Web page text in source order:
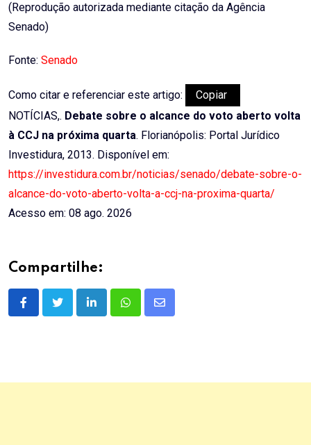
(Reprodução autorizada mediante citação da Agência
Senado)
Fonte: Senado
Como citar e referenciar este artigo:
Copiar
NOTÍCIAS,. Debate sobre o alcance do voto aberto volta
à CCJ na próxima quarta. Florianópolis: Portal Jurídico
Investidura, 2013. Disponível em:
https://investidura.com.br/noticias/senado/debate-sobre-o-
alcance-do-voto-aberto-volta-a-ccj-na-proxima-quarta/
Acesso em: 08 ago. 2026
Compartilhe:
LinkedInWhatsappShare